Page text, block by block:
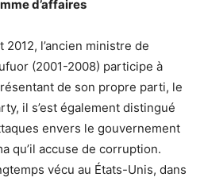
d’affaires
l’ancien ministre de
(2001-2008) participe à
de son propre parti, le
il s’est également distingué
envers le gouvernement
qu’il accuse de corruption.
vécu au États-Unis, dans